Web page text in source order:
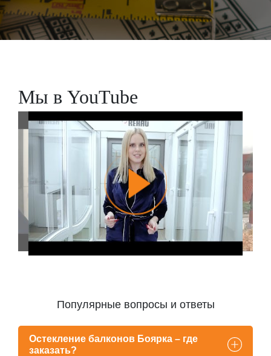
важнейший, но весьма индивидуальный критерий.
Стоимость зависит от варианта остекления,
используемых материалов (профиля, стеклопакета,
Мы в YouTube
Популярные вопросы и ответы
Остекление балконов Боярка – где
заказать?